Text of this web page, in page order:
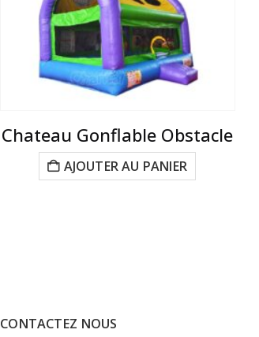
Chateau Gonflable Obstacle
AJOUTER AU PANIER
CONTACTEZ NOUS